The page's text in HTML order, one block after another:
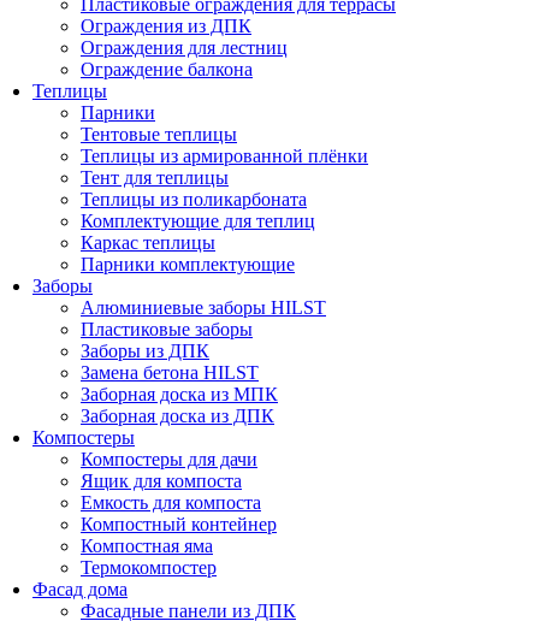
Пластиковые ограждения для террасы
Ограждения из ДПК
Ограждения для лестниц
Ограждение балкона
Теплицы
Парники
Тентовые теплицы
Теплицы из армированной плёнки
Тент для теплицы
Теплицы из поликарбоната
Комплектующие для теплиц
Каркас теплицы
Парники комплектующие
Заборы
Алюминиевые заборы HILST
Пластиковые заборы
Заборы из ДПК
Замена бетона HILST
Заборная доска из МПК
Заборная доска из ДПК
Компостеры
Компостеры для дачи
Ящик для компоста
Емкость для компоста
Компостный контейнер
Компостная яма
Термокомпостер
Фасад дома
Фасадные панели из ДПК